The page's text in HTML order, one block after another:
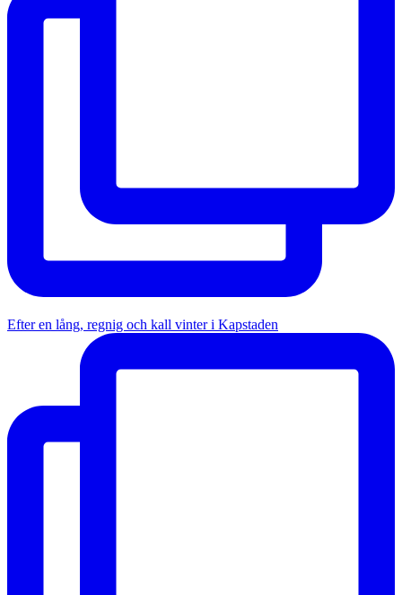
Efter en lång, regnig och kall vinter i Kapstaden